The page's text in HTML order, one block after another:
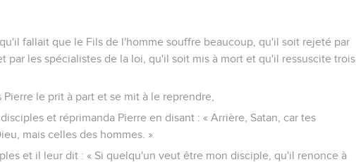
fallait que le Fils de l'homme souffre beaucoup, qu'il soit rejeté par
par les spécialistes de la loi, qu'il soit mis à mort et qu'il ressuscite trois
le prit à part et se mit à le reprendre,
et réprimanda Pierre en disant : « Arrière, Satan, car tes
mais celles des hommes. »
et il leur dit : « Si quelqu'un veut être mon disciple, qu'il renonce à